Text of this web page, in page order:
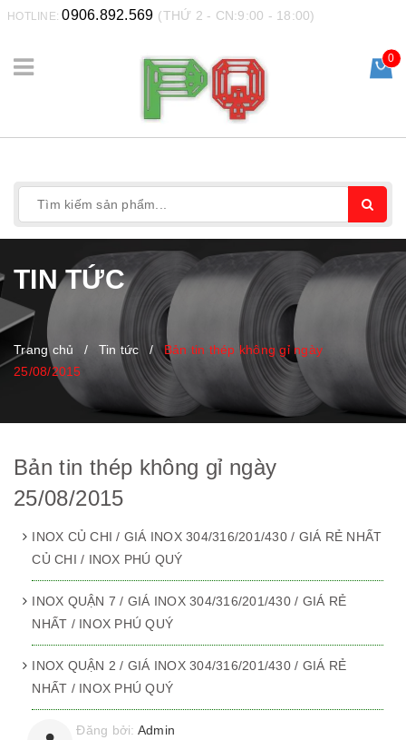
HOTLINE:0906.892.569 (THỨ 2 - CN:9:00 - 18:00)
0
TIN TỨC
Trang chủ / Tin tức /
Bản tin thép không gỉ ngày
25/08/2015
Bản tin thép không gỉ ngày
25/08/2015
INOX CỦ CHI / GIÁ INOX 304/316/201/430 / GIÁ RẺ NHẤT
CỦ CHI / INOX PHÚ QUÝ
INOX QUẬN 7 / GIÁ INOX 304/316/201/430 / GIÁ RẺ
NHẤT / INOX PHÚ QUÝ
INOX QUẬN 2 / GIÁ INOX 304/316/201/430 / GIÁ RẺ
NHẤT / INOX PHÚ QUÝ
Đăng bởi: Admin